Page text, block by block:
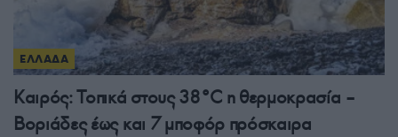
ΕΛΛΑΔΑ
Καιρός: Τοπικά στους 38°C η θερμοκρασία –
Βοριάδες έως και 7 μποφόρ πρόσκαιρα